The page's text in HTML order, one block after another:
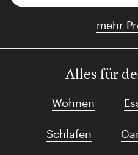
mehr
Alles für
Wohnen
Schlafen